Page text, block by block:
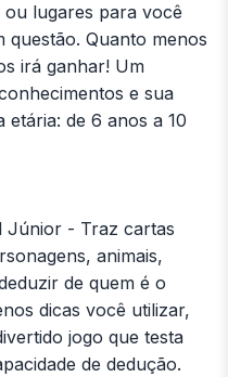
ou lugares para você
questão. Quanto menos
irá ganhar! Um
e sua
etária: de 6 anos a 10
Júnior - Traz cartas
animais,
de quem é o
dicas você utilizar,
jogo que testa
de dedução.